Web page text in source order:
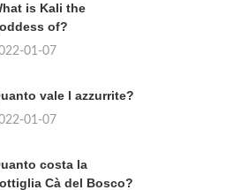
is Kali the
of?
01-07
vale l azzurrite?
01-07
costa la
Cà del Bosco?